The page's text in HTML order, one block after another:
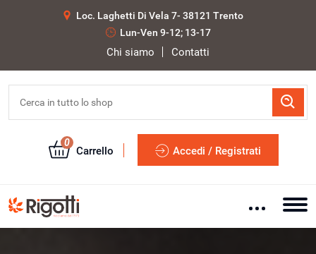
Loc. Laghetti Di Vela 7- 38121 Trento
Lun-Ven 9-12; 13-17
Chi siamo Contatti
0
Carrello Accedi / Registrati